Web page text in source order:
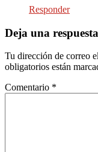
Responder
Deja una respuesta
Tu dirección de correo
obligatorios están
Comentario *